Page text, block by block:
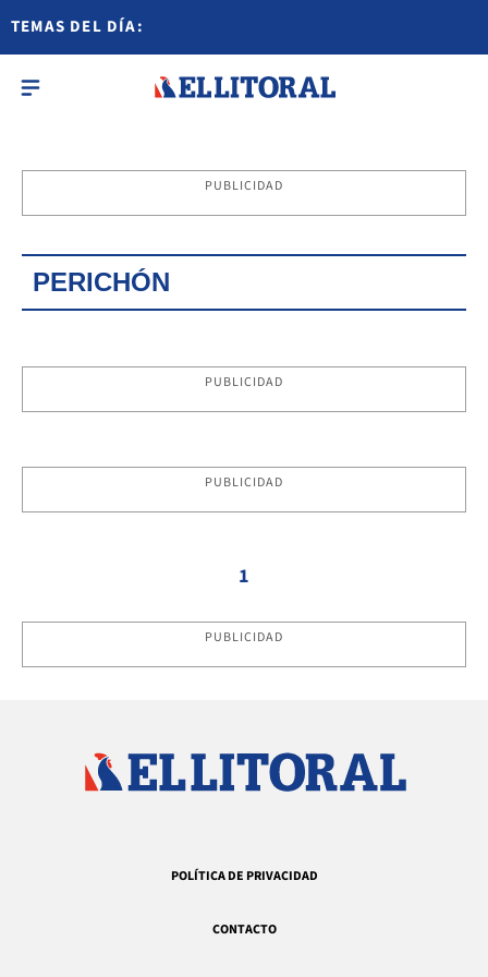
TEMAS DEL DÍA:
PUBLICIDAD
PERICHÓN
PUBLICIDAD
PUBLICIDAD
1
PUBLICIDAD
POLÍTICA DE PRIVACIDAD
CONTACTO